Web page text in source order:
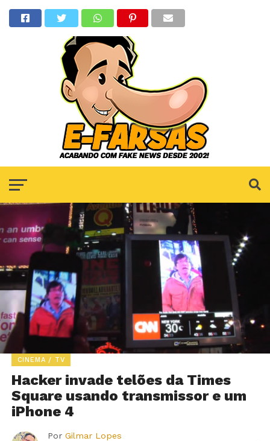
CINEMA / TV
Hacker invade telões da Times
Square usando transmissor e um
iPhone 4
Por Gilmar Lopes